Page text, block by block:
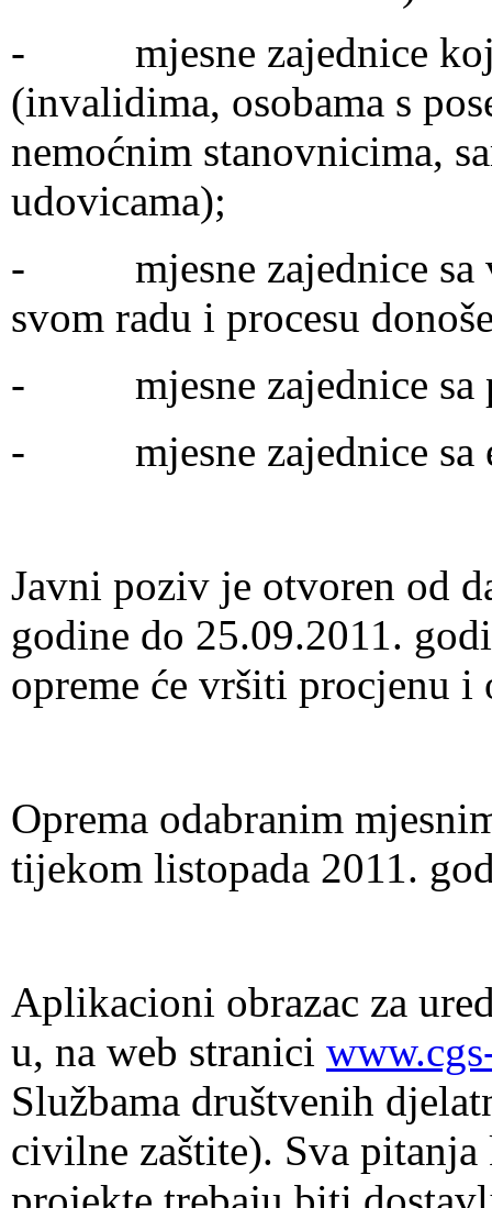
- mjesne zajednice koje
(invalidima, osobama s
nemoćnim stanovnicima,
udovicama);
- mjesne zajednice sa
svom radu i procesu
- mjesne zajednice sa
- mjesne zajednice sa
Javni poziv je otvoren od
godine do 25.09.2011.
opreme će vršiti procjenu
Oprema odabranim
tijekom listopada 2011.
Aplikacioni obrazac za
u, na web stranici
Službama društvenih
civilne zaštite). Sva